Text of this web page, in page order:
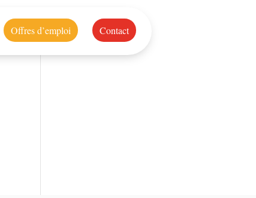
Offres d’emploi Contact